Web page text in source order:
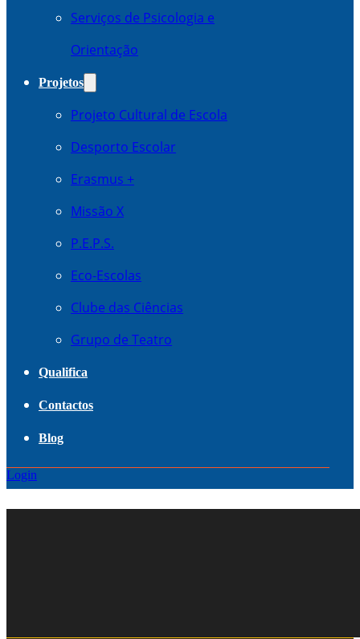
Serviços de Psicologia e
Orientação
Projetos
Projeto Cultural de Escola
Desporto Escolar
Erasmus +
Missão X
P.E.P.S.
Eco-Escolas
Clube das Ciências
Grupo de Teatro
Qualifica
Contactos
Blog
Login